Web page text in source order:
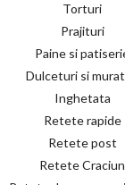
Torturi
Prajituri
Paine si
Dulceturi si
Inghetata
Retete rapide
Retete post
Retete Craciun